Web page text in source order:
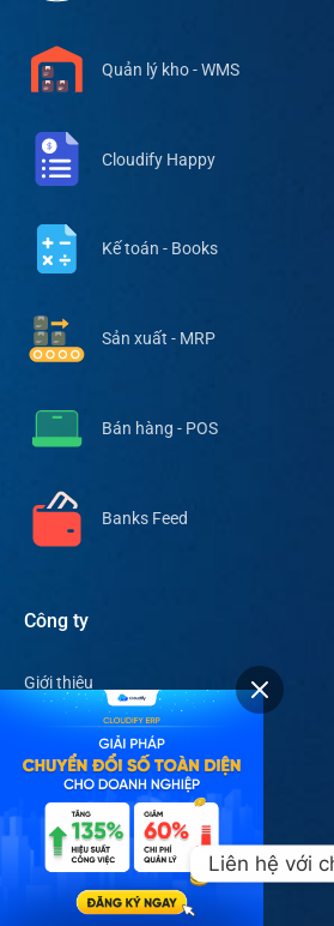
Quản lý kho - WMS
Cloudify Happy
Kế toán - Books
Sản xuất - MRP
Bán hàng - POS
Banks Feed
Công ty
Giới thiệu
Tuyển dụng
Blog
Liên hệ
Sản phẩm
Liên hệ với